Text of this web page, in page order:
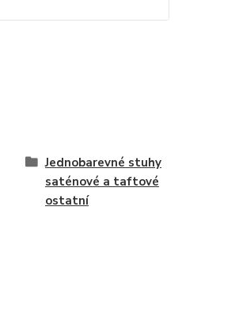
Jednobarevné stuhy
saténové a taftové
ostatní